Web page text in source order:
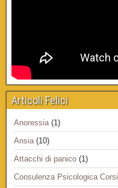
Articoli Felici
Anoressia(1)
Ansia(10)
Attacchi di panico (1)
Consulenza Psicologica Corsi